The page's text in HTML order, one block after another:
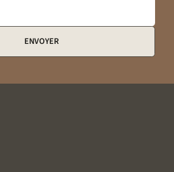
ENVOYER